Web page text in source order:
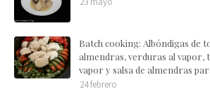
Batch cooking: Albóndigas de
almendras, verduras al vapor,
vapor y salsa de almendras
24 febrero